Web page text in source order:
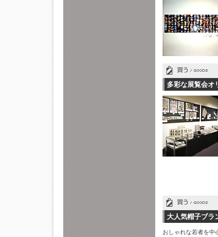
多彩な展覧会オ
大人気帽子ブラ
おしゃれな若者を中